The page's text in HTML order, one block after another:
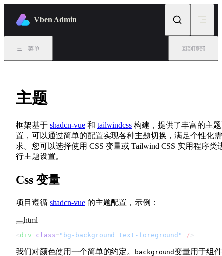
Vben Admin
菜单 回到顶部
主题
框架基于 shadcn-vue 和 tailwindcss 构建，提供了丰富的主
置，可以通过简单的配置实现各种主题切换，满足个性化需
求。您可以选择使用 CSS 变量或 Tailwind CSS 实用程序类
行主题设置。
Css 变量
项目遵循 shadcn-vue 的主题配置，示例：
html
< div class= "bg-background text-foreground" / >
我们对颜色使用一个简单的约定。 background变量用于组